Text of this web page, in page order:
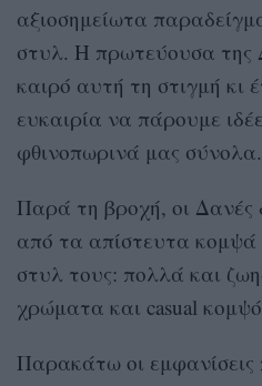
αξιοσημείωτα
στυλ. Η πρωτεύουσα της
καιρό αυτή τη στιγμή κι
ευκαιρία να πάρουμε
φθινοπωρινά μας σύνολα.
Παρά τη βροχή, οι Δανές
από τα απίστευτα κομψά
στυλ τους: πολλά και
χρώματα και casual
Παρακάτω οι εμφανίσεις